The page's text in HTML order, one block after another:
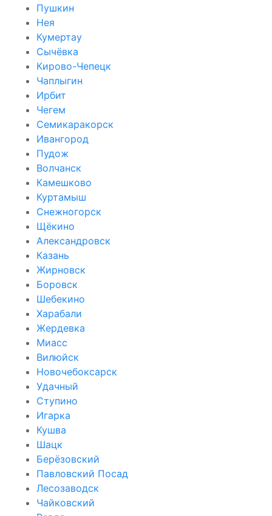
Пушкин
Нея
Кумертау
Сычёвка
Кирово-Чепецк
Чаплыгин
Ирбит
Чегем
Семикаракорск
Ивангород
Пудож
Волчанск
Камешково
Куртамыш
Снежногорск
Щёкино
Александровск
Казань
Жирновск
Боровск
Шебекино
Харабали
Жердевка
Миасс
Вилюйск
Новочебоксарск
Удачный
Ступино
Игарка
Кушва
Шацк
Берёзовский
Павловский Посад
Лесозаводск
Чайковский